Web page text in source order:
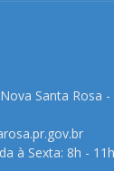
Santa Rosa -
à Sexta: 8h -